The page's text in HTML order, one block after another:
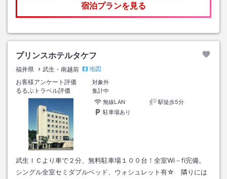
宿泊プランを見る
プリンスホテルタケフ
福井県 武生・南越前
地図
お客様アンケート評価
対象外
るるぶトラベル評価
集計中
無線LAN
駅徒歩5分
駐車場あり
武生ＩＣより車で２分、無料駐車場１００台！全室Wi－fi完備。
シングル全室セミダブルベッド、ウォシュレット有☆ 隣りには